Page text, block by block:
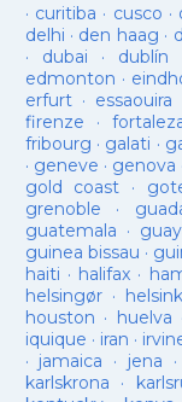
· curitiba · cusco ·
delhi · den haag ·
· dubai · dublín
edmonton ·
erfurt· essaouira
firenze ·
fribourg · galati ·
· geneve · genova
gold coast ·
grenoble ·
guatemala ·
guinea bissau ·
haiti · halifax ·
helsingør·
houston · huelva
iquique · iran ·
· jamaica · jena ·
karlskrona ·